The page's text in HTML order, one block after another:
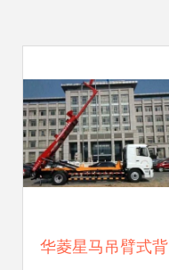
华菱星马吊臂式背